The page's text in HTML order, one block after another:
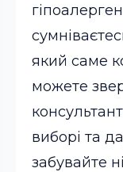
який саме
можете
виборі та
забувайте